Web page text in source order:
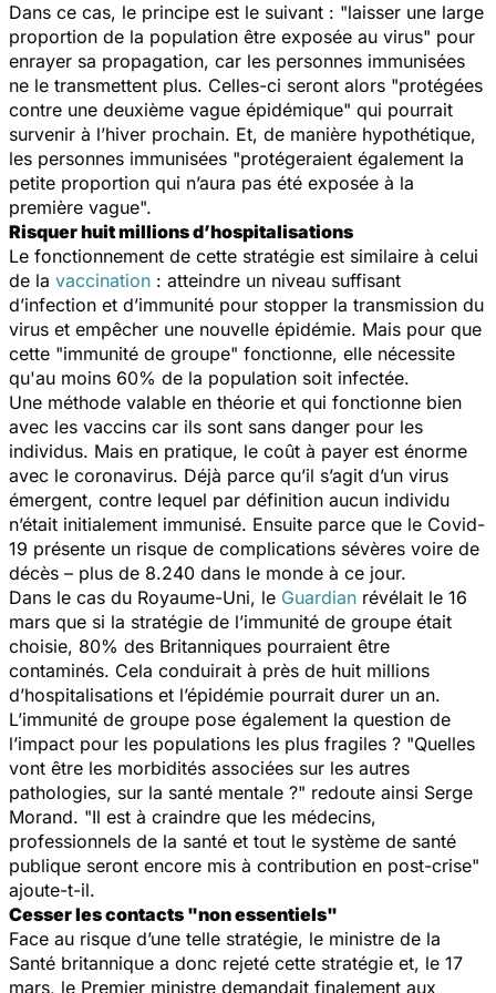
Dans ce cas, le principe est le suivant : "laisser une large
proportion de la population être exposée au virus" pour
enrayer sa propagation, car les personnes immunisées
ne le transmettent plus. Celles-ci seront alors "protégées
contre une deuxième vague épidémique" qui pourrait
survenir à l’hiver prochain. Et, de manière hypothétique,
les personnes immunisées "protégeraient également la
petite proportion qui n’aura pas été exposée à la
première vague".
Risquer huit millions d’hospitalisations
Le fonctionnement de cette stratégie est similaire à celui
de la vaccination : atteindre un niveau suffisant
d’infection et d’immunité pour stopper la transmission du
virus et empêcher une nouvelle épidémie. Mais pour que
cette "immunité de groupe" fonctionne, elle nécessite
qu'au moins 60% de la population soit infectée.
Une méthode valable en théorie et qui fonctionne bien
avec les vaccins car ils sont sans danger pour les
individus. Mais en pratique, le coût à payer est énorme
avec le coronavirus. Déjà parce qu’il s’agit d’un virus
émergent, contre lequel par définition aucun individu
n’était initialement immunisé. Ensuite parce que le Covid-
19 présente un risque de complications sévères voire de
décès – plus de 8.240 dans le monde à ce jour.
Dans le cas du Royaume-Uni, le Guardian révélait le 16
mars que si la stratégie de l’immunité de groupe était
choisie, 80% des Britanniques pourraient être
contaminés. Cela conduirait à près de huit millions
d’hospitalisations et l’épidémie pourrait durer un an.
L’immunité de groupe pose également la question de
l’impact pour les populations les plus fragiles ? "Quelles
vont être les morbidités associées sur les autres
pathologies, sur la santé mentale ?" redoute ainsi Serge
Morand. "Il est à craindre que les médecins,
professionnels de la santé et tout le système de santé
publique seront encore mis à contribution en post-crise"
ajoute-t-il.
Cesser les contacts "non essentiels"
Face au risque d’une telle stratégie, le ministre de la
Santé britannique a donc rejeté cette stratégie et, le 17
mars, le Premier ministre demandait finalement aux